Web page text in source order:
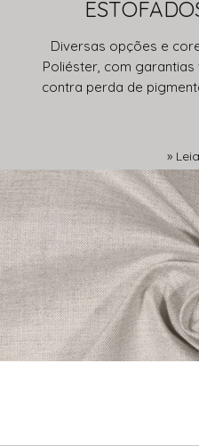
Diversas opções e
Poliéster, com
contra perda de
»